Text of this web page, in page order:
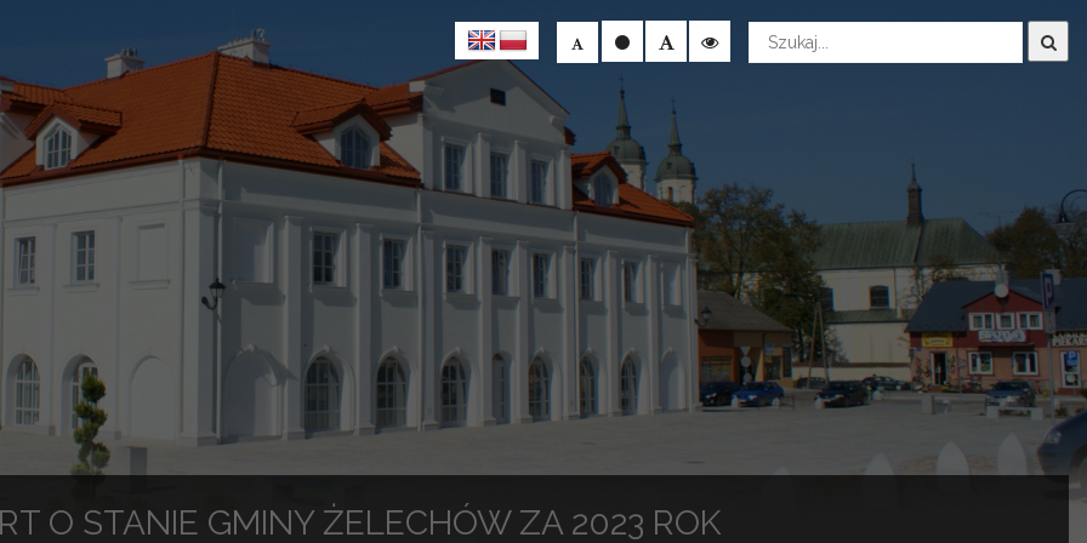
Wyszukaj
O STANIE GMINY ŻELECHÓW ZA 2023 ROK